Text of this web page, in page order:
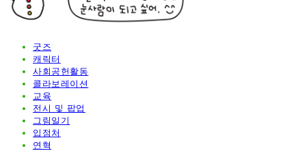
굿즈
캐릭터
사회공헌활동
콜라보레이션
교육
전시 및 팝업
그림일기
입점처
연혁